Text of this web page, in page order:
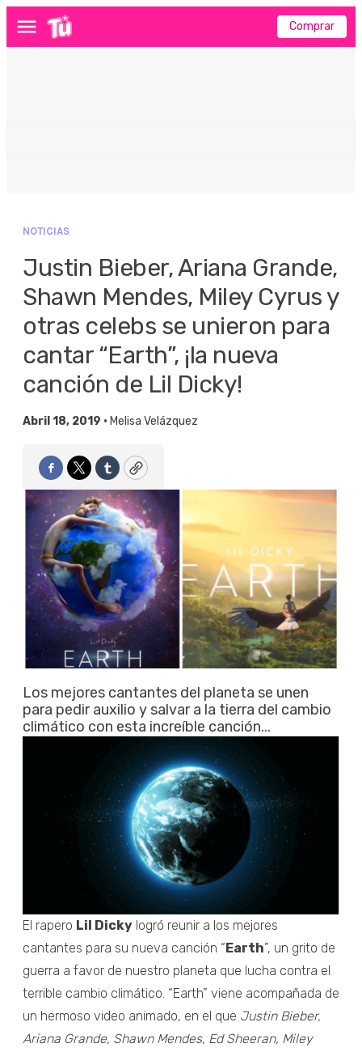
Menú Comprar
NOTICIAS
Justin Bieber, Ariana Grande,
Shawn Mendes, Miley Cyrus y
otras celebs se unieron para
cantar “Earth”, ¡la nueva
canción de Lil Dicky!
Abril 18, 2019 • Melisa Velázquez
Facebook
TwitterTumblrCopy
Los mejores cantantes del planeta se unen
para pedir auxilio y salvar a la tierra del cambio
climático con esta increíble canción...
El rapero Lil Dicky logró reunir a los mejores
cantantes para su nueva canción “Earth”, un grito de
guerra a favor de nuestro planeta que lucha contra el
terrible cambio climático. “Earth” viene acompañada de
un hermoso video animado, en el que Justin Bieber,
Ariana Grande, Shawn Mendes, Ed Sheeran, Miley